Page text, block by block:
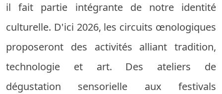
il fait partie intégrante de notre identité
culturelle. D'ici 2026, les circuits œnologiques
proposeront des activités alliant tradition,
technologie et art. Des ateliers de
dégustation sensorielle aux festivals